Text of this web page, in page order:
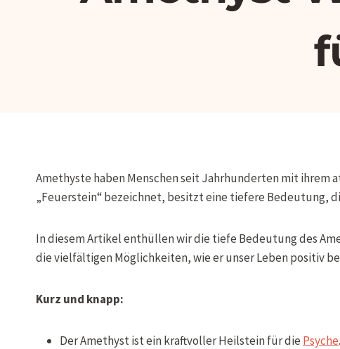
Amethyste haben Menschen seit Jahrhunderten mit ihrem
„Feuerstein“ bezeichnet, besitzt eine tiefere Bedeutung,
In diesem Artikel enthüllen wir die tiefe Bedeutung des
die vielfältigen Möglichkeiten, wie er unser Leben positiv
Kurz und knapp:
Der Amethyst ist ein kraftvoller Heilstein für die Psyche.